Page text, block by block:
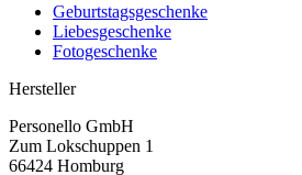
Geburtstagsgeschenke
Liebesgeschenke
Fotogeschenke
Hersteller
Personello GmbH
Zum Lokschuppen 1
66424 Homburg